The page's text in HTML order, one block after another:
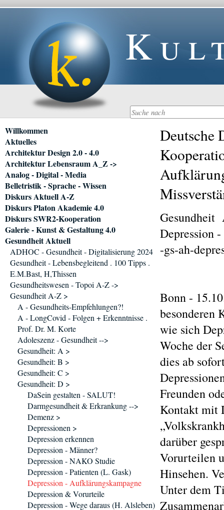
Deutsche
Depression
-gs-ah-
Bonn -
besonderen
wie sich
Woche der
dies ab
Freunden
Kontakt mit
darüber
Vorurteilen
Hinsehen.
Unter dem
Navigation
überspringen
Willkommen
Aktuelles
Architektur Design 2.0 - 4.0
Architektur Lebensraum A_Z ->
Analog - Digital - Media
Belletristik - Sprache - Wissen
Diskurs Aktuell A-Z
Diskurs Platon Akademie 4.0
Diskurs SWR2-Kooperation
Galerie - Kunst & Gestaltung 4.0
Gesundheit Aktuell
ADHOC - Gesundheit - Digitalisierung 2024
Gesundheit - Lebensbegleitend . 100 Tipps .
E.M.Bast, H,Thissen
Gesundheitswesen - Topoi A-Z ->
Gesundheit A-Z >
A - Gesundheits-Empfehlungen?!
A - LongCovid - Folgen + Erkenntnisse .
Prof. Dr. M. Korte
Adoleszenz - Gesundheit -->
Gesundheit: A >
Gesundheit: B >
Gesundheit: C >
Gesundheit: D >
DaSein gestalten - SALUT!
Darmgesundheit & Erkrankung -->
Demenz >
Depressionen >
Depression erkennen
Depression - Männer?
Depression - NAKO Studie
Depression - Patienten (L. Gask)
Depression - Aufklärungskampagne
Depression & Vorurteile
Depression - Wege daraus (H. Alsleben)